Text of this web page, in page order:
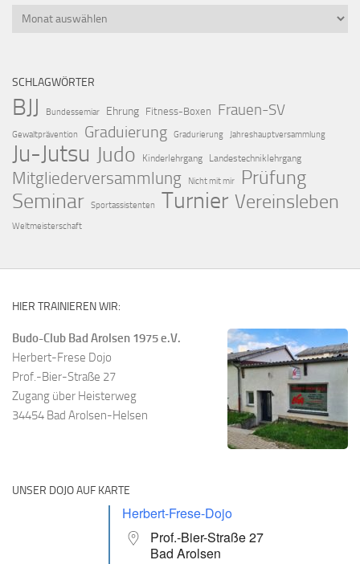
Beitragsarchiv
SCHLAGWÖRTER
BJJ Bundessemiar Ehrung Fitness-Boxen Frauen-SV
Gewaltprävention Graduierung Gradurierung Jahreshauptversammlung
Ju-Jutsu Judo Kinderlehrgang Landestechniklehrgang
Mitgliederversammlung Nicht mit mir Prüfung
Seminar Sportassistenten Turnier Vereinsleben
Weltmeisterschaft
HIER TRAINIEREN WIR:
Budo-Club Bad Arolsen 1975 e.V.
Herbert-Frese Dojo
Prof.-Bier-Straße 27
Zugang über Heisterweg
34454 Bad Arolsen-Helsen
UNSER DOJO AUF KARTE
Herbert-Frese-Dojo
Prof.-Bier-Straße 27
Bad Arolsen